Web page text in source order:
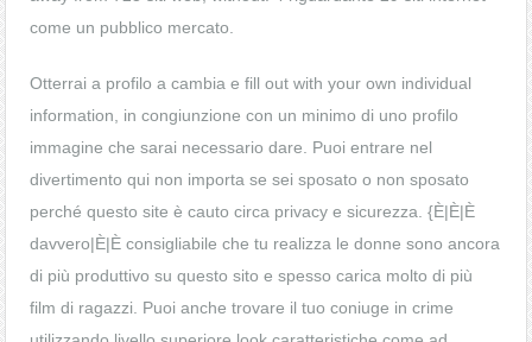
come un pubblico mercato.
Otterrai a profilo a cambia e fill out with your own individual
information, in congiunzione con un minimo di uno profilo
immagine che sarai necessario dare. Puoi entrare nel
divertimento qui non importa se sei sposato o non sposato
perché questo site è cauto circa privacy e sicurezza. {È|È|È
davvero|È|È consigliabile che tu realizza le donne sono ancora
di più produttivo su questo sito e spesso carica molto di più
film di ragazzi. Puoi anche trovare il tuo coniuge in crime